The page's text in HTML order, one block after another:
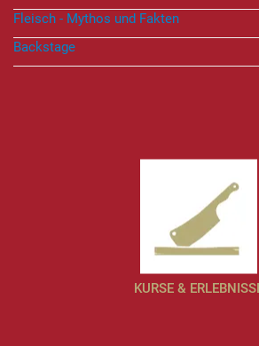
Fleisch - Mythos und Fakten
Backstage
KURSE &